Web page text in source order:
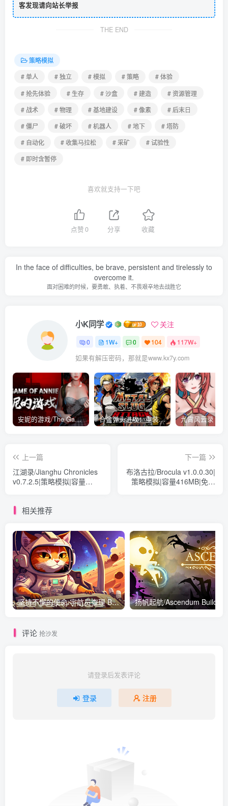
客发现请向站长举报
THE END
策略模拟
# 单人
# 独立 # 模拟 # 策略
# 体验
# 抢先体验
# 生存 # 沙盒 # 建造
# 资源管理
# 战术
# 物理 # 基地建设 # 像素
# 后末日
# 僵尸
# 破坏 # 机器人 # 地下
# 塔防
# 自动化
# 收集马拉松 # 采矿
# 试验性
# 即时含暂停
喜欢就支持一下吧
点赞0 分享 收藏
In the face of difficulties, be brave, persistent and tirelessly to
overcome it.
面对困难的时候，要勇敢、执着、不畏艰辛地去战胜它
小K同学 关注
0 1W+ 0 104 117W+
如果有解压密码，那就是www.kx7y.com
安妮的游戏/The Game of Annie v0.99981|射击动作|容量14.6GB|免安装绿色中文版 合金弹头进攻：重装上阵/METAL SLUG ATTACK RELOADED Build.16214511|策略模拟|容量2.7GB|免安装绿色中文版
上一篇
江湖录/Jianghu Chronicles
v0.7.2.5|策略模拟|容量
下一篇
布洛古拉/Brocula v1.0.0.30|
策略模拟|容量416MB|免安
相关推荐
坚持不懈的使命:宇航员查理 Build.7346444|休闲益智|容量374MB|免安装绿色中文版
评论 抢沙发
请登录后发表评论
登录 注册